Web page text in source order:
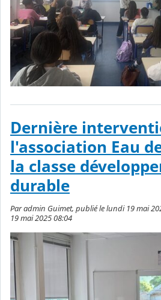
Dernière
l'association Eau
la classe
durable
Par admin Guimet, publié le lundi 19 mai
19 mai 2025 08:04